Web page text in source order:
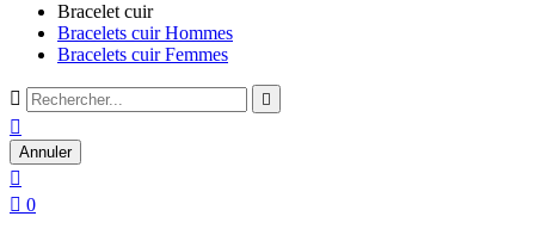
Bracelet cuir
Bracelets cuir Hommes
Bracelets cuir Femmes
 

Annuler

 0